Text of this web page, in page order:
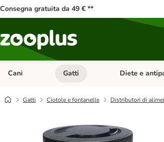
Consegna gratuita da 49 € **
Cani Apri Menu Categoria: Cani
Gatti Apri Menu
Diete e
Gatti Ciotole e fontanelle Distributori di